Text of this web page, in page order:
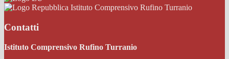
Istituto Comprensivo Rufino Turranio
Contatti
Istituto Comprensivo Rufino Turranio